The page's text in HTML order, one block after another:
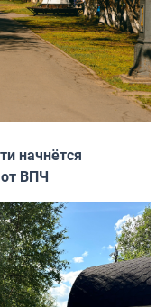
начнётся
ВПЧ